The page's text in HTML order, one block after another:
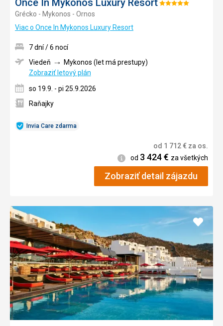
Once In Mykonos Luxury ResortHodnotenie:
Grécko - Mykonos - Ornos
Viac o Once In Mykonos Luxury Resort
Invia Care zdarma
7 dní / 6 nocí
Viedeň
Mykonos (let má prestupy)
Zobraziť letový plán
so 19.9. - pi 25.9.2026
Raňajky
od 1 712€ za os.
Informácie
od 3 424€ za všetkých
Zobraziť detail zájazdu
Pridať